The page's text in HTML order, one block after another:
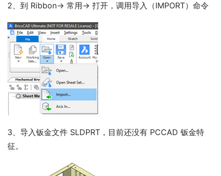
2、到 Ribbon-> 常用-> 打开，调用导入（IMPORT）命令
3、导入钣金文件 SLDPRT，目前还没有 PCCAD 钣金特
征。